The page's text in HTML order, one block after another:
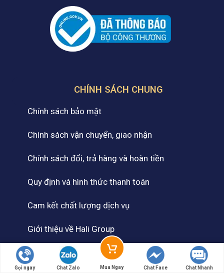
CHÍNH SÁCH CHUNG
Chính sách bảo mật
Chính sách vận chuyển, giao nhận
Chính sách đổi, trả hàng và hoàn tiền
Quy định và hình thức thanh toán
Cam kết chất lượng dịch vụ
Giới thiệu về Hali Group
Thương hiệu đối tác của Hali Group
Gọi ngay Chat Zalo Mua Ngay Chat Face Chat Nhanh